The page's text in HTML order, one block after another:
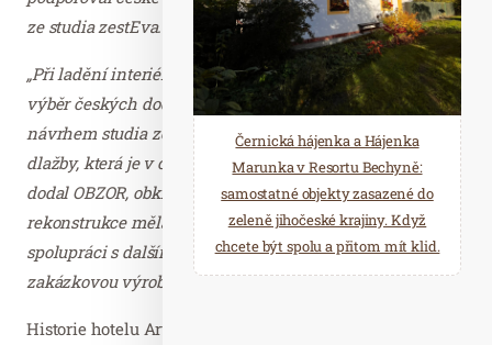
ze studia zestEva.
„Při ladění interiéru jsme se s designéry zaměřovali i na
výběr českých dodavatelů. Koberec je autorským
návrhem studia zestEva a design vychází z původní
dlažby, která je v chodbě budovy. Vypínače a zásuvky
dodal OBZOR, obklady firma RAKO. Realizaci celé
rekonstrukce měla na starosti firma 2V s.r.o., která se ve
spolupráci s dalšími českými živnostníky postarala o
zakázkovou výrobu interiéru,“doplňuje Milan Krajovan.
Historie hotelu Art Deco WOLKER sahá až do roku 1732,
Černická hájenka a Hájenka
Marunka v Resortu Bechyně:
samostatné objekty zasazené do
zeleně jihočeské krajiny. Když
chcete být spolu a přitom mít klid.